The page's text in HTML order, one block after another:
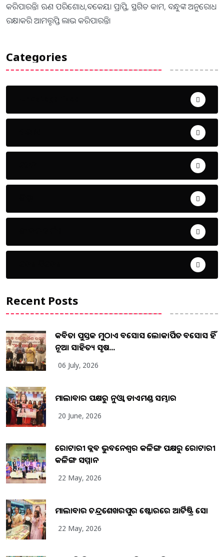
କରିପାରନ୍ତି। ଋଣ ପରିଶୋଧ,ବକେୟା ପ୍ରାପ୍ତି, ସ୍ଥଗିତ କାମ, ବନ୍ଧୁଙ୍କ ଅନୁରୋଧ
ରକ୍ଷାକରି ଆମତ୍ତୃପ୍ତି ଲାଭ କରିପାରନ୍ତି।
Categories
Recent Posts
କବିତା ପୁସ୍ତକ ମୁଠାଏ ଅବସୋସ ଲୋକାର୍ପିତ ଅବସୋସ ହିଁ
ନୂଆ ସାହିତ୍ୟ ସୃଷ...
06 July, 2026
ମାଲାବାର ପକ୍ଷରୁ ନୁଓ୍ବା ଡାଏମଣ୍ଡ ସମ୍ଭାର
20 June, 2026
ରୋଟାରୀ କ୍ଲବ ଭୁବନେଶ୍ୱର କଳିଙ୍ଗ ପକ୍ଷରୁ ରୋଟାରୀ
କଳିଙ୍ଗ ସମ୍ମାନ
22 May, 2026
ମାଲାବାର ଚନ୍ଦ୍ରଶେଖରପୁର ଷ୍ଟୋରରେ ଆର୍ଟିଷ୍ଟ୍ରି ସୋ
22 May, 2026